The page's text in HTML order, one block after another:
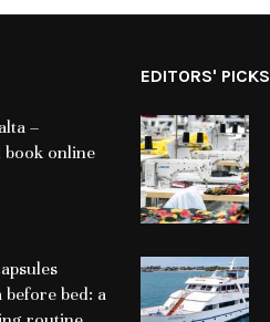
–
book online
before bed: a
EDITORS' PICKS